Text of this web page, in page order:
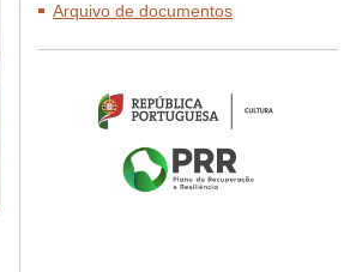
Arquivo de documentos